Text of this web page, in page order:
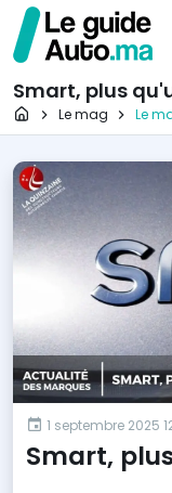
Smart, plus
Page d'accueil
Le mag Le
1 septembre 2025
Smart,